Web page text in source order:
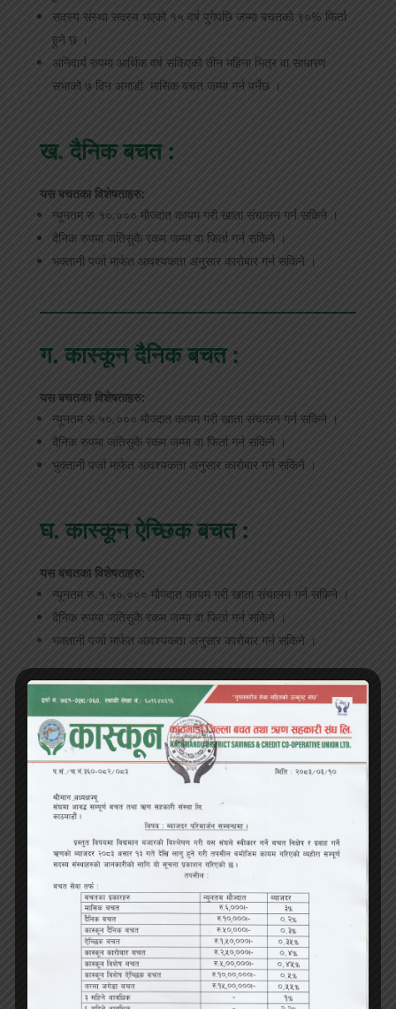
सदस्य संस्था सदस्य भएको १५ वर्ष पुगेपछि जम्मा बचतको ९०% फिर्ता
हुने छ ।
अनिवार्य रुपमा आर्थिक वर्ष सकिएको तीन महिना भित्र वा साधारण
सभाको ७ दिन अगाडी मासिक बचत जम्मा गर्न पर्नेछ ।
ख. दैनिक बचत :
यस बचतका विशेषताहरु:
न्यूनतम रु १०,००० मौज्दात कायम गरी खाता संचालन गर्न सकिने ।
दैनिक रुपमा जतिसुकै रकम जम्मा वा फिर्ता गर्न सकिने ।
भक्तानी पर्जा मार्फत आवश्यकता अनुसार कारोबार गर्न सकिने ।
ग. कास्कून दैनिक बचत :
यस बचतका विशेषताहरु:
न्यूनतम रु.५०,००० मौज्दात कायम गरी खाता संचालन गर्न सकिने ।
दैनिक रुपमा जतिसुकै रकम जम्मा वा फिर्ता गर्न सकिने ।
भुक्तानी पर्जा मार्फत आवश्यकता अनुसार कारोबार गर्न सकिने ।
घ. कास्कून ऐच्छिक बचत :
यस बचतका विशेषताहरु:
न्यूनतम रु.१,५०,००० मौज्दात कायम गरी खाता संचालन गर्न सकिने ।
दैनिक रुपमा जतिसुकै रकम जम्मा वा फिर्ता गर्न सकिने ।
भक्तानी पर्जा मार्फत आवश्यकता अनुसार कारोबार गर्न सकिने ।
ङ. कास्कून कारोबार बचत :
यस बचतका विशेषताहरु:
न्यूनतम रु २,५०,००० मौज्दात कायम गरी खाता संचालन गर्न सकिने ।
दैनिक रुपमा जतिसुकै रकम जम्मा वा फिर्ता गर्न सकिने ।
भुक्तानी पर्जा मार्फत आवश्यकता अनुसार कारोबार गर्न सकिने ।
च. कास्कून विशेष बचत :
यस बचतका विशेषताहरु:
न्यूनतम रु.५,००,००० मौज्दात कायम गरी खाता संचालन गर्न सकिने ।
दैनिक रुपमा जतिसुकै रकम जम्मा वा फिर्ता गर्न सकिने ।